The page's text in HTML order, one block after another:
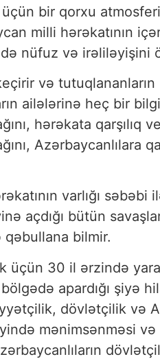
bir qorxu
milli hərəkatının
nüfuz və irəliləyişini
və tutuqlananların
ailələrinə heç bir
hərəkata
Azərbaycanlılara
varlığı
açdığı bütün
qəbullana bilmir.
üçün 30 il ərzində
apardığı şiyə
dövlətçilik və
mənimsənməsi